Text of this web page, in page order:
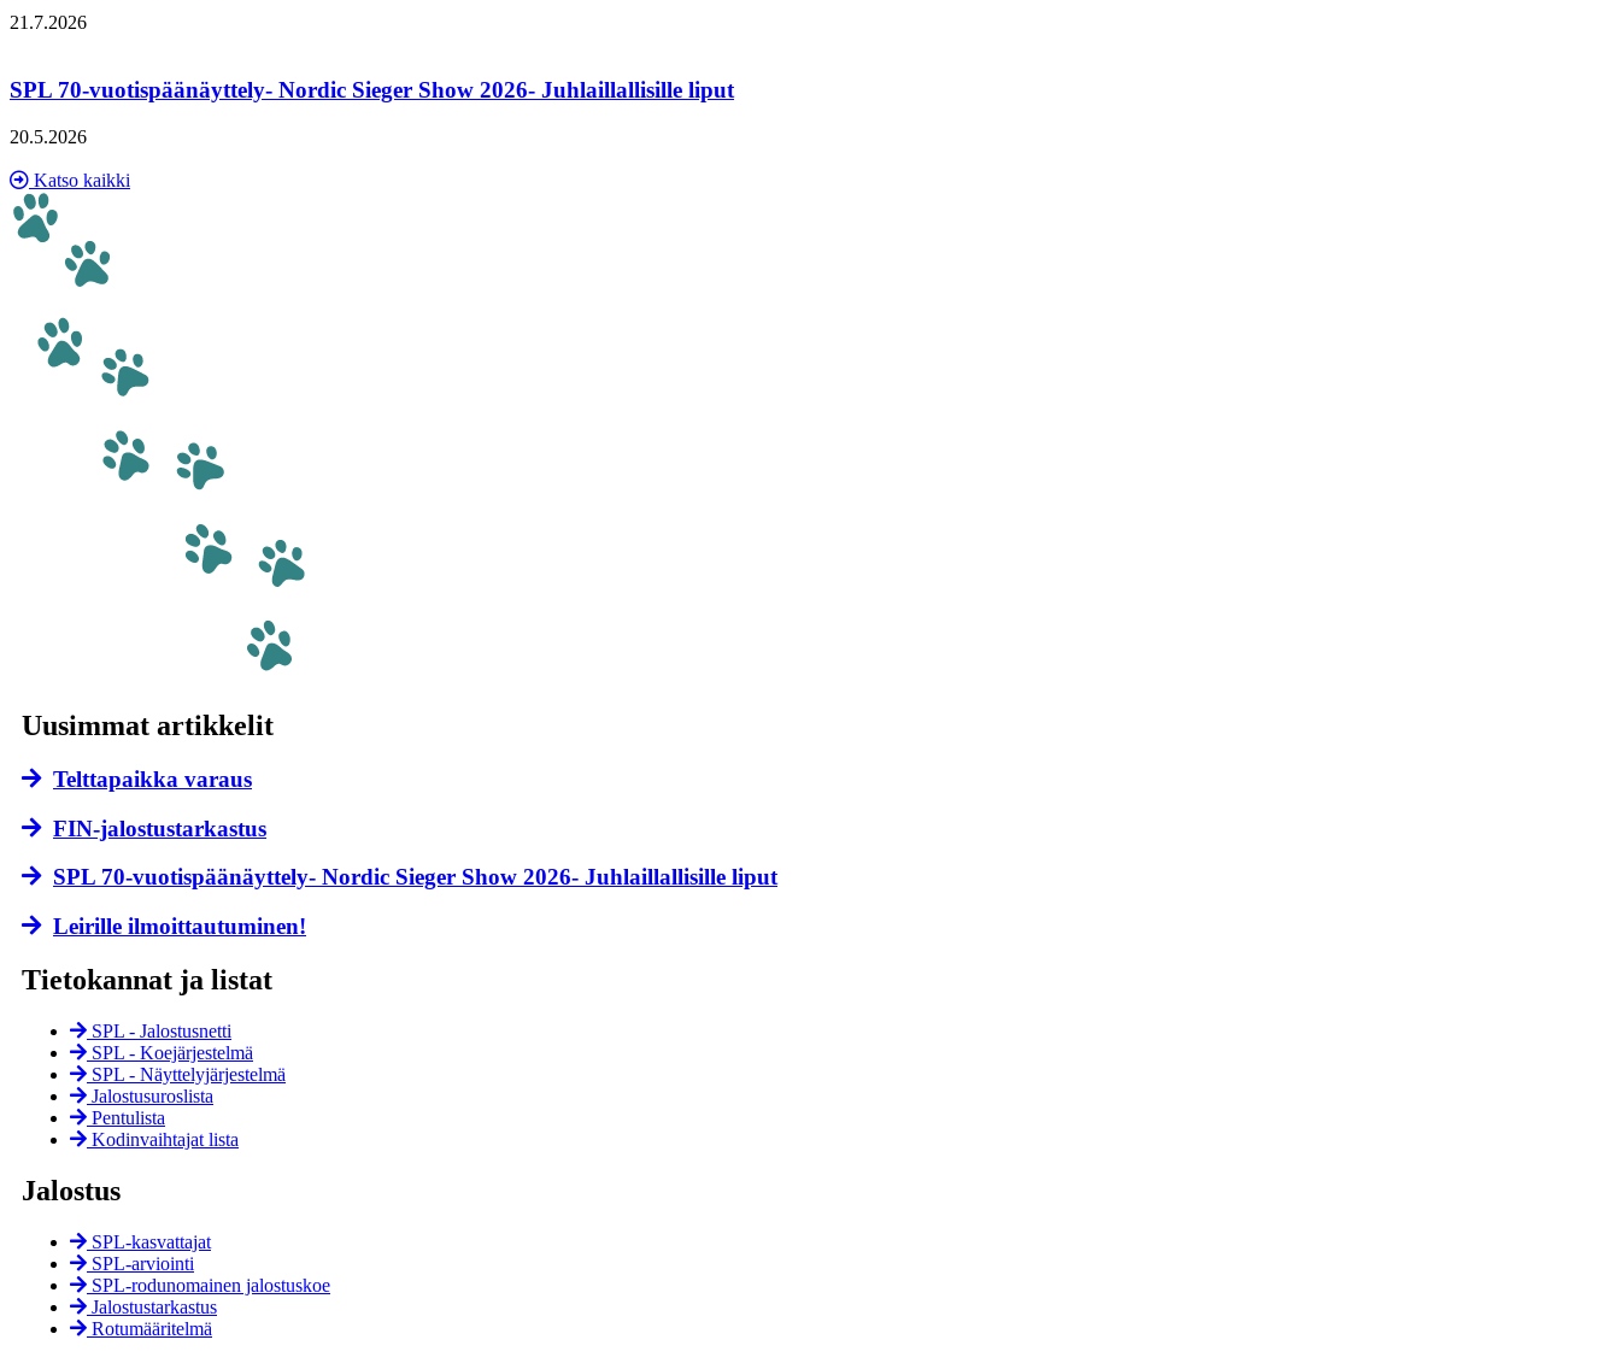
21.7.2026
SPL 70-vuotispäänäyttely- Nordic Sieger Show 2026- Juhlaillallisille liput
20.5.2026
Katso kaikki
Uusimmat artikkelit
Telttapaikka varaus
FIN-jalostustarkastus
SPL 70-vuotispäänäyttely- Nordic Sieger Show 2026- Juhlaillallisille liput
Leirille ilmoittautuminen!
Tietokannat ja listat
SPL - Jalostusnetti
SPL - Koejärjestelmä
SPL - Näyttely­järjestelmä
Jalostusuroslista
Pentulista
Kodinvaihtajat lista
Jalostus
SPL-kasvattajat
SPL-arviointi
SPL-rodunomainen jalostuskoe
Jalostustarkastus
Rotumääritelmä